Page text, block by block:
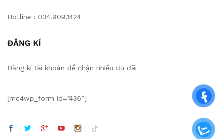
Hotline : 034.909.1424
ĐĂNG KÍ
Đăng kí tài khoản để nhận nhiều ưu đãi
[mc4wp_form id=”436″]